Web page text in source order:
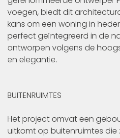
voegen, biedt dit
kans om een woning in
perfect geïntegreerd in de
ontworpen volgens de
en elegantie.
BUITENRUIMTES
Het project omvat een
uitkomt op buitenruimtes